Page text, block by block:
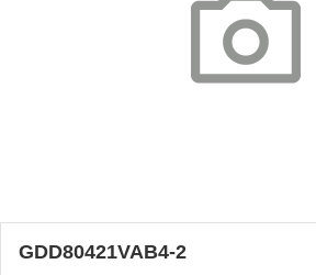
GDD80421VAB4-2